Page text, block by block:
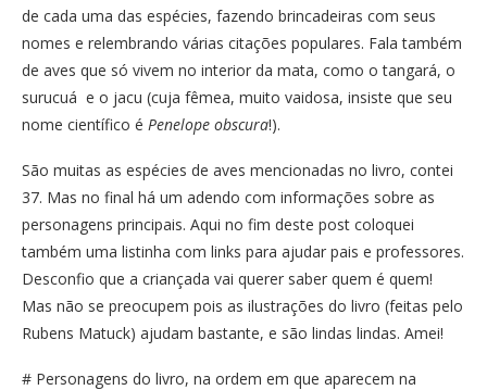
de cada uma das espécies, fazendo brincadeiras com seus
nomes e relembrando várias citações populares. Fala também
de aves que só vivem no interior da mata, como o tangará, o
surucuá e o jacu (cuja fêmea, muito vaidosa, insiste que seu
nome científico é Penelope obscura!).
São muitas as espécies de aves mencionadas no livro, contei
37. Mas no final há um adendo com informações sobre as
personagens principais. Aqui no fim deste post coloquei
também uma listinha com links para ajudar pais e professores.
Desconfio que a criançada vai querer saber quem é quem!
Mas não se preocupem pois as ilustrações do livro (feitas pelo
Rubens Matuck) ajudam bastante, e são lindas lindas. Amei!
# Personagens do livro, na ordem em que aparecem na